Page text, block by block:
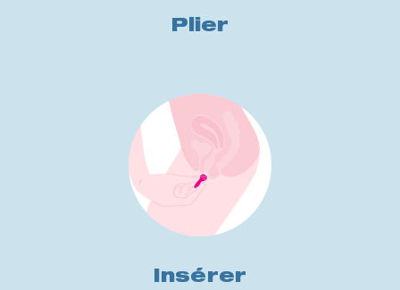
Plier
Insérer